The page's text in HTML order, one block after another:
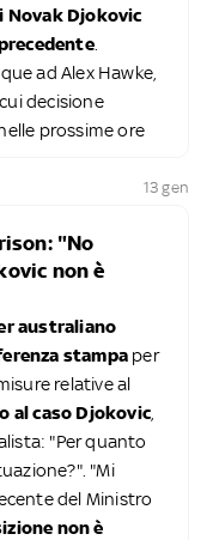
Novak Djokovic
.
ad Alex Hawke,
decisione
prossime ore
13 gen
"No
non è
australiano
stampa per
relative al
al caso Djokovic
"Per quanto
"Mi
del Ministro
non è